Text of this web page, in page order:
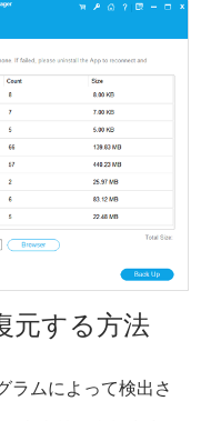
元する方法
ムによって検出さ